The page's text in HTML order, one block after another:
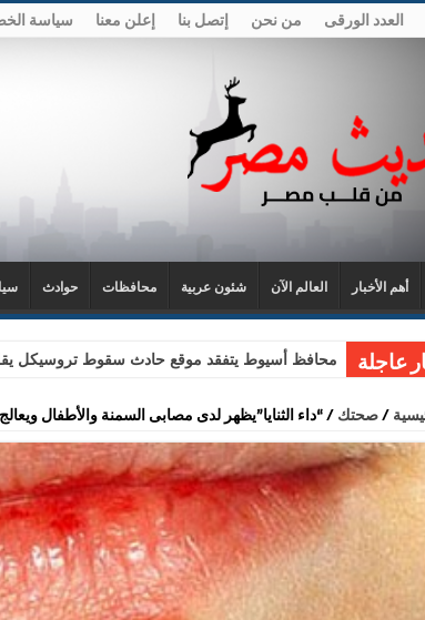
العدد الورقى من نحن إتصل بنا إعلن معنا سياسة
أهم الأخبار العالم الآن شئون عربية محافظات حوادث
عاجلة محافظ أسيوط يتفقد موقع حادث سقوط تروسيكل يقل
/صحتك /“داء الثنايا”يظهر لدى مصابى السمنة والأطفال